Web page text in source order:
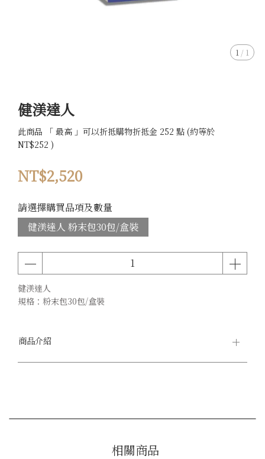
1 / 1
健渼達人
此商品 「 最高 」可以折抵購物折抵金 252 點 (約等於
NT$252 )
NT$2,520
請選擇購買品項及數量
健渼達人 粉末包30包/盒裝
健渼達人
規格：粉末包30包/盒裝
商品介紹
相關商品